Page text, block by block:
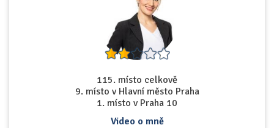
115. místo celkově
9. místo v Hlavní město Praha
1. místo v Praha 10
Video o mně